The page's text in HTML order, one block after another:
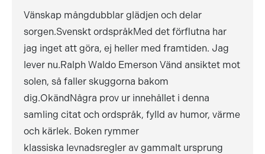
Vänskap mångdubblar glädjen och delar
sorgen.Svenskt ordspråkMed det förflutna har
jag inget att göra, ej heller med framtiden. Jag
lever nu.Ralph Waldo Emerson Vänd ansiktet mot
solen, så faller skuggorna bakom
dig.OkändNågra prov ur innehållet i denna
samling citat och ordspråk, fylld av humor, värme
och kärlek. Boken rymmer
klassiska levnadsregler av gammalt ursprung